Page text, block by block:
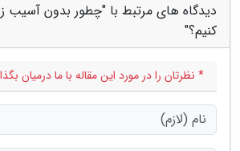
دیدگاه های مرتبط با "چطور بدون آسیب
کنیم؟"
* نظرتان را در مورد این مقاله با ما درمیان